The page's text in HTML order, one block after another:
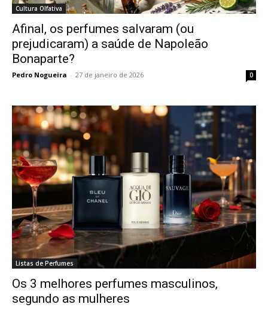
Cultura Olfativa
Afinal, os perfumes salvaram (ou
prejudicaram) a saúde de Napoleão
Bonaparte?
Pedro Nogueira - 27 de janeiro de 2026 0
Listas de Perfumes
Os 3 melhores perfumes masculinos,
segundo as mulheres